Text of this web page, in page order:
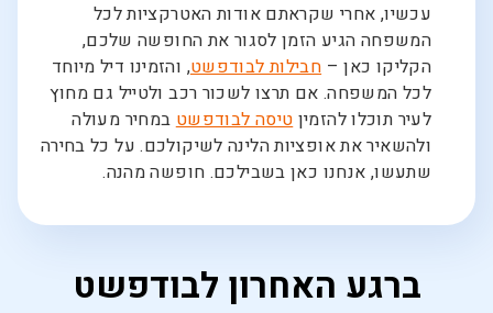
עכשיו, אחרי שקראתם אודות האטרקציות לכל
המשפחה הגיע הזמן לסגור את החופשה שלכם,
הקליקו כאן –חבילות לבודפשט, והזמינו דיל מיוחד
לכל המשפחה. אם תרצו לשכור רכב ולטייל גם מחוץ
לעיר תוכלו להזמיןטיסה לבודפשטבמחיר מעולה
ולהשאיר את אופציות הלינה לשיקולכם. על כל בחירה
שתעשו, אנחנו כאן בשבילכם. חופשה מהנה.
ברגע האחרון לבודפשט